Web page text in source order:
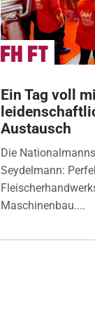
Ein Tag voll
Austausch
Die
Seydelmann:
Maschinenbau....